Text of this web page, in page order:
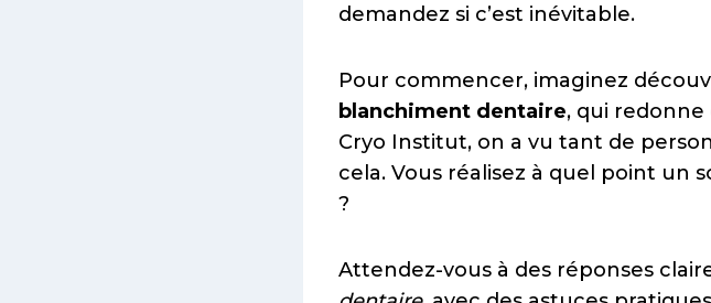
demandez si c’est inévitable.
Pour commencer, imaginez
blanchiment dentaire, qui redonne
Cryo Institut, on a vu tant de
cela. Vous réalisez à quel point un
?
Attendez-vous à des réponses